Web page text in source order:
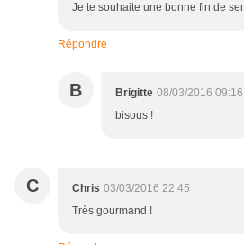
Je te souhaite une bonne fin de
Répondre
B Brigitte 08/03/2016 09:16
bisous !
C Chris 03/03/2016 22:45
Très gourmand !